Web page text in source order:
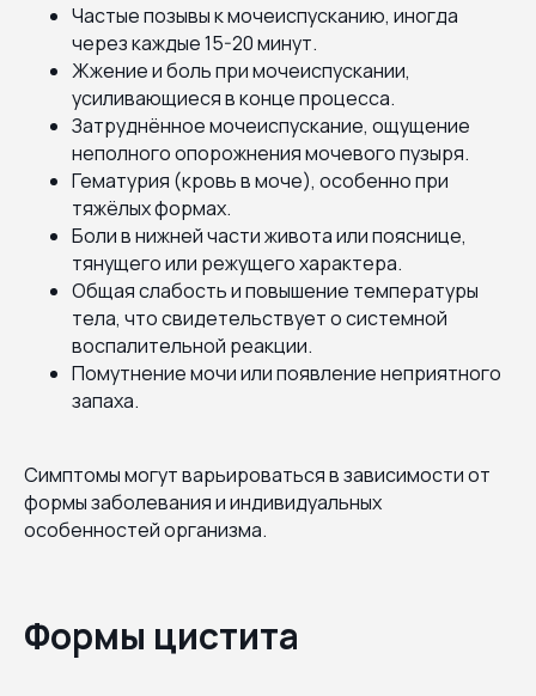
Частые позывы к мочеиспусканию, иногда
через каждые 15-20 минут.
Жжение и боль при мочеиспускании,
усиливающиеся в конце процесса.
Затруднённое мочеиспускание, ощущение
неполного опорожнения мочевого пузыря.
Гематурия (кровь в моче), особенно при
тяжёлых формах.
Боли в нижней части живота или пояснице,
тянущего или режущего характера.
Общая слабость и повышение температуры
тела, что свидетельствует о системной
воспалительной реакции.
Помутнение мочи или появление неприятного
запаха.
Симптомы могут варьироваться в зависимости от
формы заболевания и индивидуальных
особенностей организма.
Формы цистита